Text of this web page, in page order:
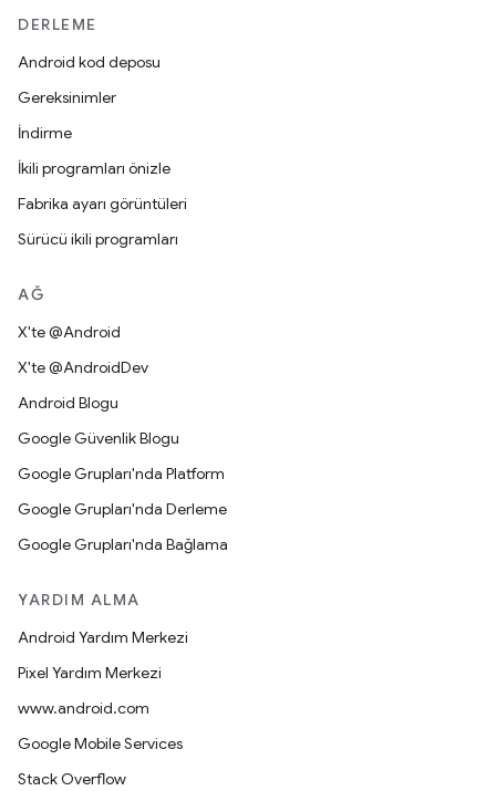
DERLEME
Android kod deposu
Gereksinimler
İndirme
İkili programları önizle
Fabrika ayarı görüntüleri
Sürücü ikili programları
AĞ
X'te @Android
X'te @AndroidDev
Android Blogu
Google Güvenlik Blogu
Google Grupları'nda Platform
Google Grupları'nda Derleme
Google Grupları'nda Bağlama
YARDIM ALMA
Android Yardım Merkezi
Pixel Yardım Merkezi
www.android.com
Google Mobile Services
Stack Overflow